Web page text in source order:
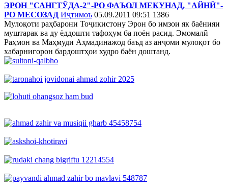
ЭРОН "САНГТӮДА-2"-РО ФАЪОЛ МЕКУНАД, "АЙНӢ"-
РО МЕСОЗАД Иҷтимоъ 05.09.2011 09:51 1386
Мулоқоти раҳбарони Тоҷикистону Эрон бо имзои як баёнияи
муштарак ва ду ёддошти тафоҳум ба поён расид. Эмомалӣ
Раҳмон ва Маҳмуди Аҳмадинажод баъд аз анҷоми мулоқот бо
хабарнигорон бардоштҳои худро баён доштанд.